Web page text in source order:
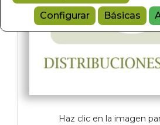
Configurar
Básicas
Haz clic en la imagen